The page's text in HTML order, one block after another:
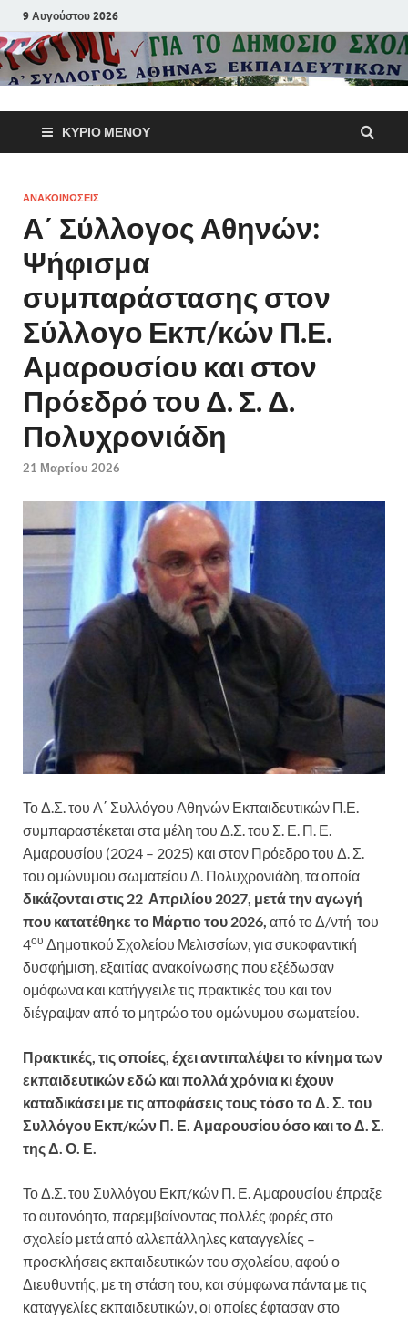
9 Αυγούστου 2026
Α΄
Αθηνών
Π.Ε.
ΚΎΡΙΟ ΜΕΝΟΎ
ΑΝΑΚΟΙΝΩΣΕΙΣ
Α΄ Σύλλογος Αθηνών:
Ψήφισμα
συμπαράστασης στον
Σύλλογο Εκπ/κών Π.Ε.
Αμαρουσίου και στον
Πρόεδρό του Δ. Σ. Δ.
Πολυχρονιάδη
21 Μαρτίου 2026
Το Δ.Σ. του Α΄ Συλλόγου Αθηνών Εκπαιδευτικών Π.Ε.
συμπαραστέκεται στα μέλη του Δ.Σ. του Σ. Ε. Π. Ε.
Αμαρουσίου (2024 – 2025) και στον Πρόεδρο του Δ. Σ.
του ομώνυμου σωματείου Δ. Πολυχρονιάδη, τα οποία
δικάζονται στις 22 Απριλίου 2027, μετά την αγωγή
που κατατέθηκε το Μάρτιο του 2026, από το Δ/ντή του
4ου Δημοτικού Σχολείου Μελισσίων, για συκοφαντική
δυσφήμιση, εξαιτίας ανακοίνωσης που εξέδωσαν
ομόφωνα και κατήγγειλε τις πρακτικές του και τον
διέγραψαν από το μητρώο του ομώνυμου σωματείου.
Πρακτικές, τις οποίες, έχει αντιπαλέψει το κίνημα των
εκπαιδευτικών εδώ και πολλά χρόνια κι έχουν
καταδικάσει με τις αποφάσεις τους τόσο το Δ. Σ. του
Συλλόγου Εκπ/κών Π. Ε. Αμαρουσίου όσο και το Δ. Σ.
της Δ. Ο. Ε.
Το Δ.Σ. του Συλλόγου Εκπ/κών Π. Ε. Αμαρουσίου έπραξε
το αυτονόητο, παρεμβαίνοντας πολλές φορές στο
σχολείο μετά από αλλεπάλληλες καταγγελίες –
προσκλήσεις εκπαιδευτικών του σχολείου, αφού ο
Διευθυντής, με τη στάση του, και σύμφωνα πάντα με τις
καταγγελίες εκπαιδευτικών, οι οποίες έφτασαν στο